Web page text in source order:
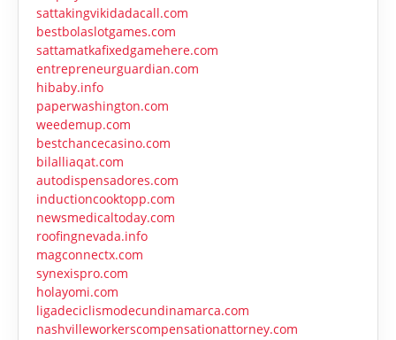
sattakingvikidadacall.com
bestbolaslotgames.com
sattamatkafixedgamehere.com
entrepreneurguardian.com
hibaby.info
paperwashington.com
weedemup.com
bestchancecasino.com
bilalliaqat.com
autodispensadores.com
inductioncooktopp.com
newsmedicaltoday.com
roofingnevada.info
magconnectx.com
synexispro.com
holayomi.com
ligadeciclismodecundinamarca.com
nashvilleworkerscompensationattorney.com